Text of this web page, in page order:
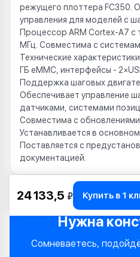
режущего плоттера FC350.
управления для моделей с
Процессор ARM Cortex-A7 с
МГц. Совместима с
Технические
ГБ eMMC, интерфейсы -
Поддержка шаговых
Обеспечивает управление
датчиками, системами
Совместима с обновлениями
Устанавливается в
Поставляется с
документацией.
24 133,5 ₽ Купить в 1
Нужна
Сомневаетесь,